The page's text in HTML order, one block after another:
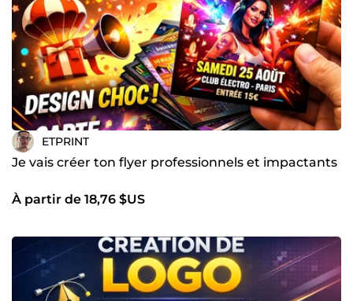
ETPRINT
Je vais créer ton flyer professionnels et impactants
À partir de 18,76 $US